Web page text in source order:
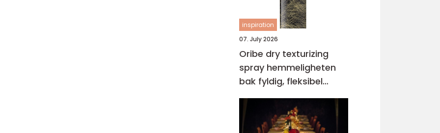
inspiration
07. July 2026
Oribe dry texturizing
spray hemmeligheten
bak fyldig, fleksibel
frisyre